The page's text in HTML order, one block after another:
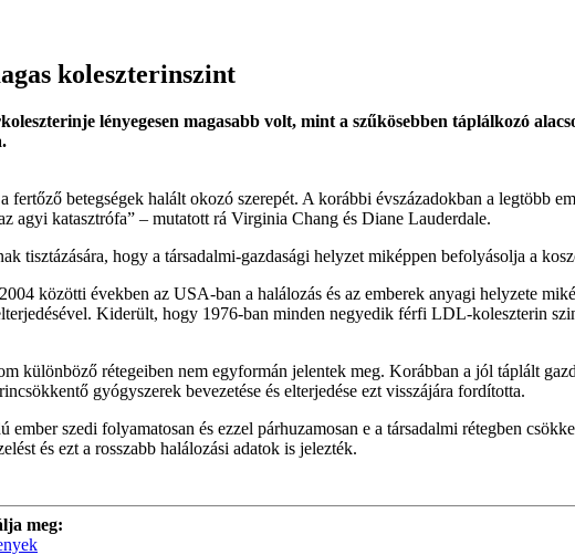
koleszterinszint
lényegesen magasabb volt, mint a szűkösebben táplálkozó
fertőző betegségek halált okozó szerepét. A korábbi évszázadokban a legtöbb
agyi katasztrófa” – mutatott rá Virginia Chang és Diane Lauderdale.
tisztázására, hogy a társadalmi-gazdasági helyzet miképpen befolyásolja a
közötti években az USA-ban a halálozás és az emberek anyagi helyzete
Kiderült, hogy 1976-ban minden negyedik férfi LDL-koleszterin
különböző rétegeiben nem egyformán jelentek meg. Korábban a jól táplált
gyógyszerek bevezetése és elterjedése ezt visszájára fordította.
szedi folyamatosan és ezzel párhuzamosan e a társadalmi rétegben
és ezt a rosszabb halálozási adatok is jelezték.
meg: